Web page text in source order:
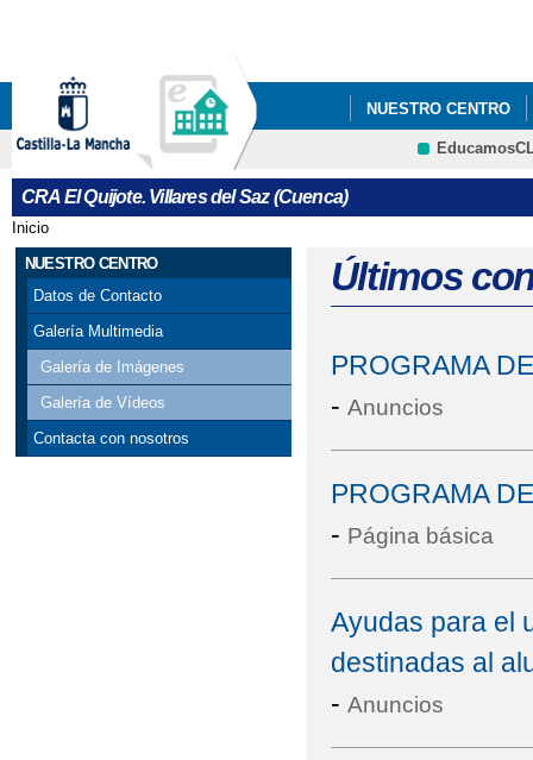
NUESTRO CENTRO
PROYECTO
CRA El Quijote. Villares del Saz (Cuenca)
Se encuentra usted aquí
Inicio
NUESTRO CENTRO
Datos de Contacto
Galería Multimedia
Galería de Imágenes
Galería de Vídeos
Contacta con nosotros
Últimos
PROGRAMA
- Anuncios
PROGRAMA
- Página básica
Ayudas para el
destinadas al
- Anuncios